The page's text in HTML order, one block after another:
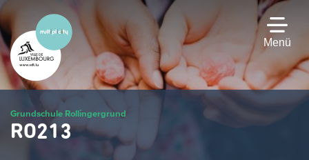
Zum
Hauptinhalt
gehen
Menü
Grundschule Rollingergrund
RO213